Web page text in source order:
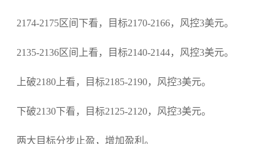
2174-2175区间下看，目标2170-2166，风控3美元。
2135-2136区间上看，目标2140-2144，风控3美元。
上破2180上看，目标2185-2190，风控3美元。
下破2130下看，目标2125-2120，风控3美元。
两大目标分步止盈，增加盈利。